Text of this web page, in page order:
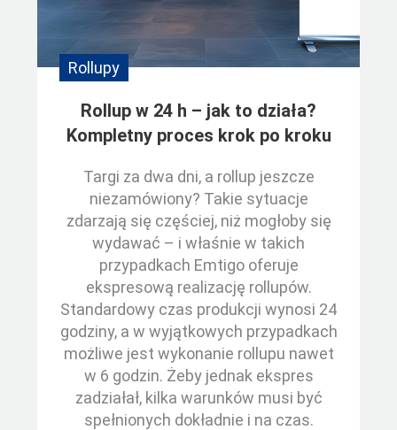
Rollupy
Rollup w 24 h – jak to działa?
Kompletny proces krok po kroku
Targi za dwa dni, a rollup jeszcze
niezamówiony? Takie sytuacje
zdarzają się częściej, niż mogłoby się
wydawać – i właśnie w takich
przypadkach Emtigo oferuje
ekspresową realizację rollupów.
Standardowy czas produkcji wynosi 24
godziny, a w wyjątkowych przypadkach
możliwe jest wykonanie rollupu nawet
w 6 godzin. Żeby jednak ekspres
zadziałał, kilka warunków musi być
spełnionych dokładnie i na czas.